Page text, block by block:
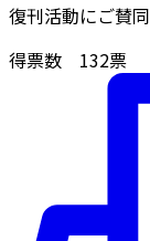
復刊活動にご賛
得票数 132票